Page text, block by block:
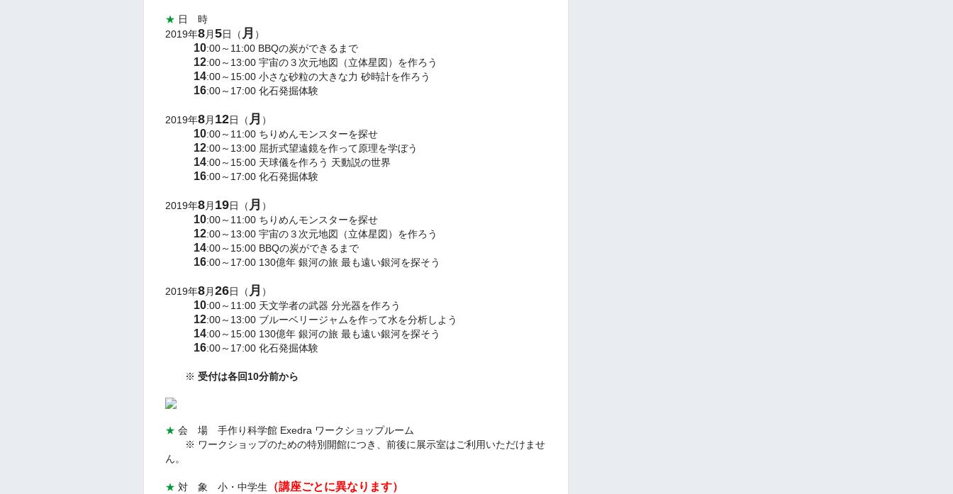
★ 日 時
2019年8月5日（ 月 ）
10:00～11:00 BBQの炭ができるまで
12:00～13:00 宇宙の３次元地図（立体星図）を作ろう
14:00～15:00 小さな砂粒の大きな力 砂時計を作ろう
16:00～17:00 化石発掘体験
2019年8月 12日（ 月 ）
10:00～11:00 ちりめんモンスターを探せ
12:00～13:00 屈折式望遠鏡を作って原理を学ぼう
14:00～15:00 天球儀を作ろう 天動説の世界
16:00～17:00 化石発掘体験
2019年8月 19日（ 月 ）
10:00～11:00 ちりめんモンスターを探せ
12:00～13:00 宇宙の３次元地図（立体星図）を作ろう
14:00～15:00 BBQの炭ができるまで
16:00～17:00 130億年 銀河の旅 最も遠い銀河を探そう
2019年8月26日（ 月 ）
10:00～11:00 天文学者の武器 分光器を作ろう
12:00～13:00 ブルーベリージャムを作って水を分析しよう
14:00～15:00 130億年 銀河の旅 最も遠い銀河を探そう
16:00～17:00 化石発掘体験
※ 受付は各回10分前から
★ 会 場 手作り科学館 Exedra ワークショップルーム
※ ワークショップのための特別開館につき、前後に展示室はご利用いただけませ
ん。
★ 対 象 小・中学生 （講座ごとに異なります）